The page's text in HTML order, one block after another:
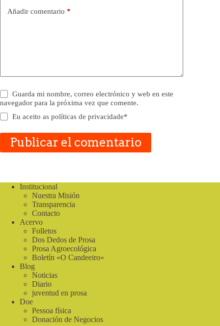
Añadir comentario *
Guarda mi nombre, correo electrónico y web en este
navegador para la próxima vez que comente.
Eu aceito aspolíticas de privacidade*
Publicar el comentario
Institucional
Nuestra Misión
Transparencia
Contacto
Acervo
Folletos
Dos Dedos de Prosa
Prosa Agroecológica
Boletín «O Candeeiro»
Blog
Noticias
Diario
juventud en prosa
Doe
Pessoa física
Donación de Negocios